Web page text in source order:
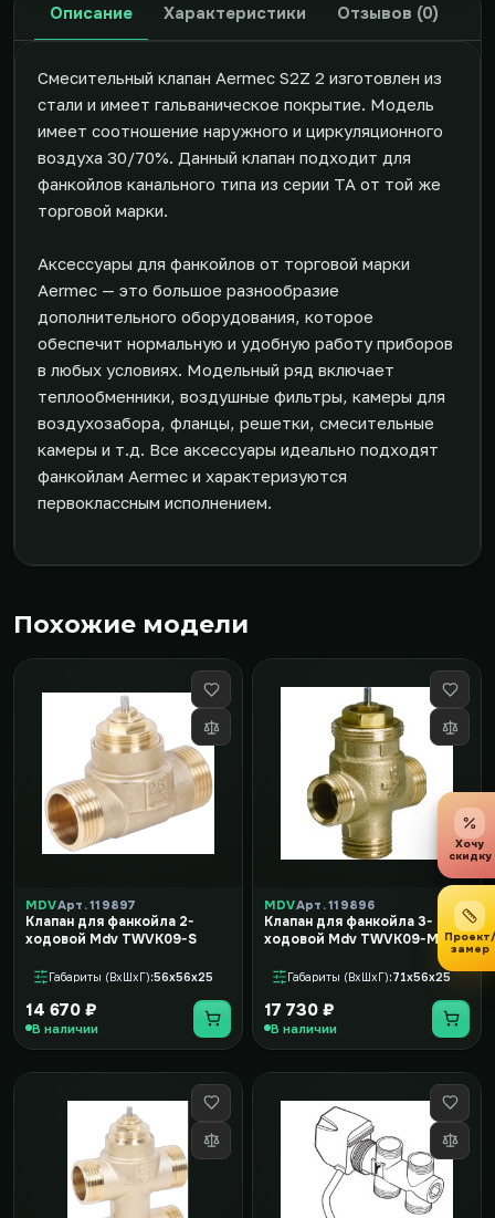
Описание Характеристики Отзывов (0)
Смесительный клапан Aermec S2Z 2 изготовлен из
стали и имеет гальваническое покрытие. Модель
имеет соотношение наружного и циркуляционного
воздуха 30/70%. Данный клапан подходит для
фанкойлов канального типа из серии TA от той же
торговой марки.
Аксессуары для фанкойлов от торговой марки
Aermec — это большое разнообразие
дополнительного оборудования, которое
обеспечит нормальную и удобную работу приборов
в любых условиях. Модельный ряд включает
теплообменники, воздушные фильтры, камеры для
воздухозабора, фланцы, решетки, смесительные
камеры и т.д. Все аксессуары идеально подходят
фанкойлам Aermec и характеризуются
первоклассным исполнением.
Похожие модели
MDVАрт. 119897
Клапан для фанкойла 2-
ходовой Mdv TWVK09-S
Габариты (ВxШxГ) 56x56x25
14 670 ₽
В наличии
MDVАрт. 119896
Клапан для фанкойла 3-
ходовой Mdv TWVK09-M
Габариты (ВxШxГ) 71x56x25
17 730 ₽
В наличии
Хочу
скидку
Проект/
замер